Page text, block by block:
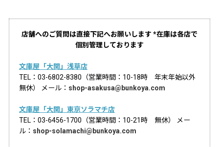
店舗へのご質問は直接下記へお願いします *在庫は各店で
個別管理しております
文庫屋「大関」浅草店
TEL：03-6802-8380（営業時間：10-18時 年末年始以外
無休） メール： shop-asakusa@bunkoya.com
文庫屋「大関」東京ソラマチ店
TEL：03-6456-1700（営業時間：10-21時 無休） メー
ル： shop-solamachi@bunkoya.com